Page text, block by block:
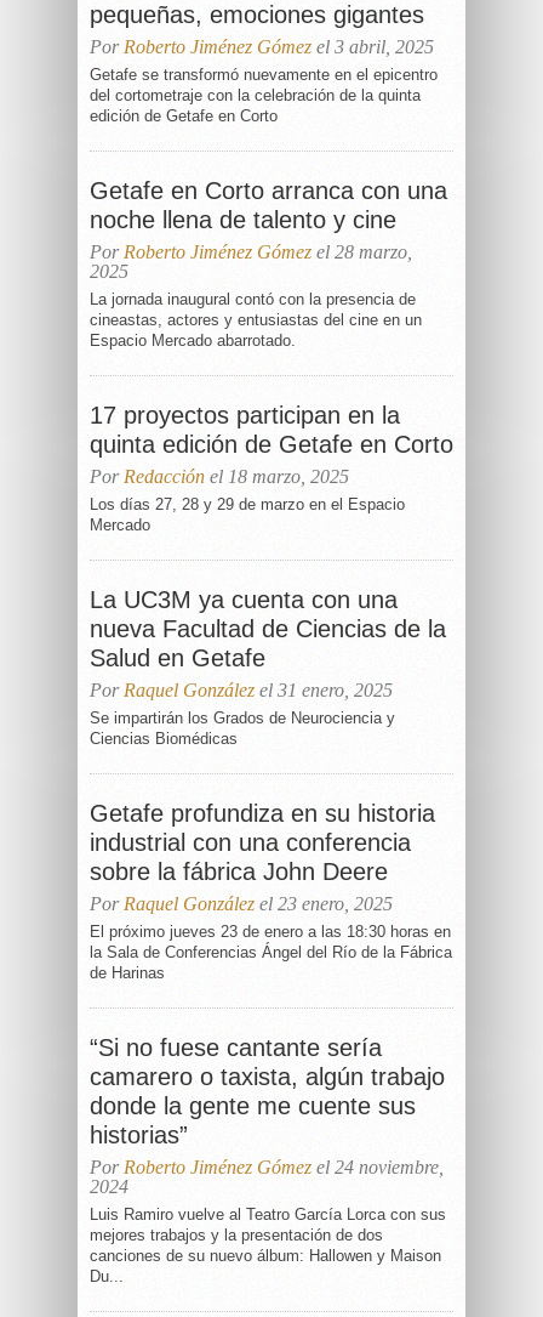
pequeñas, emociones gigantes
Por Roberto Jiménez Gómez el 3 abril, 2025
Getafe se transformó nuevamente en el epicentro
del cortometraje con la celebración de la quinta
edición de Getafe en Corto
Getafe en Corto arranca con una
noche llena de talento y cine
Por Roberto Jiménez Gómez el 28 marzo,
2025
La jornada inaugural contó con la presencia de
cineastas, actores y entusiastas del cine en un
Espacio Mercado abarrotado.
17 proyectos participan en la
quinta edición de Getafe en Corto
Por Redacción el 18 marzo, 2025
Los días 27, 28 y 29 de marzo en el Espacio
Mercado
La UC3M ya cuenta con una
nueva Facultad de Ciencias de la
Salud en Getafe
Por Raquel González el 31 enero, 2025
Se impartirán los Grados de Neurociencia y
Ciencias Biomédicas
Getafe profundiza en su historia
industrial con una conferencia
sobre la fábrica John Deere
Por Raquel González el 23 enero, 2025
El próximo jueves 23 de enero a las 18:30 horas en
la Sala de Conferencias Ángel del Río de la Fábrica
de Harinas
“Si no fuese cantante sería
camarero o taxista, algún trabajo
donde la gente me cuente sus
historias”
Por Roberto Jiménez Gómez el 24 noviembre,
2024
Luis Ramiro vuelve al Teatro García Lorca con sus
mejores trabajos y la presentación de dos
canciones de su nuevo álbum: Hallowen y Maison
Du...